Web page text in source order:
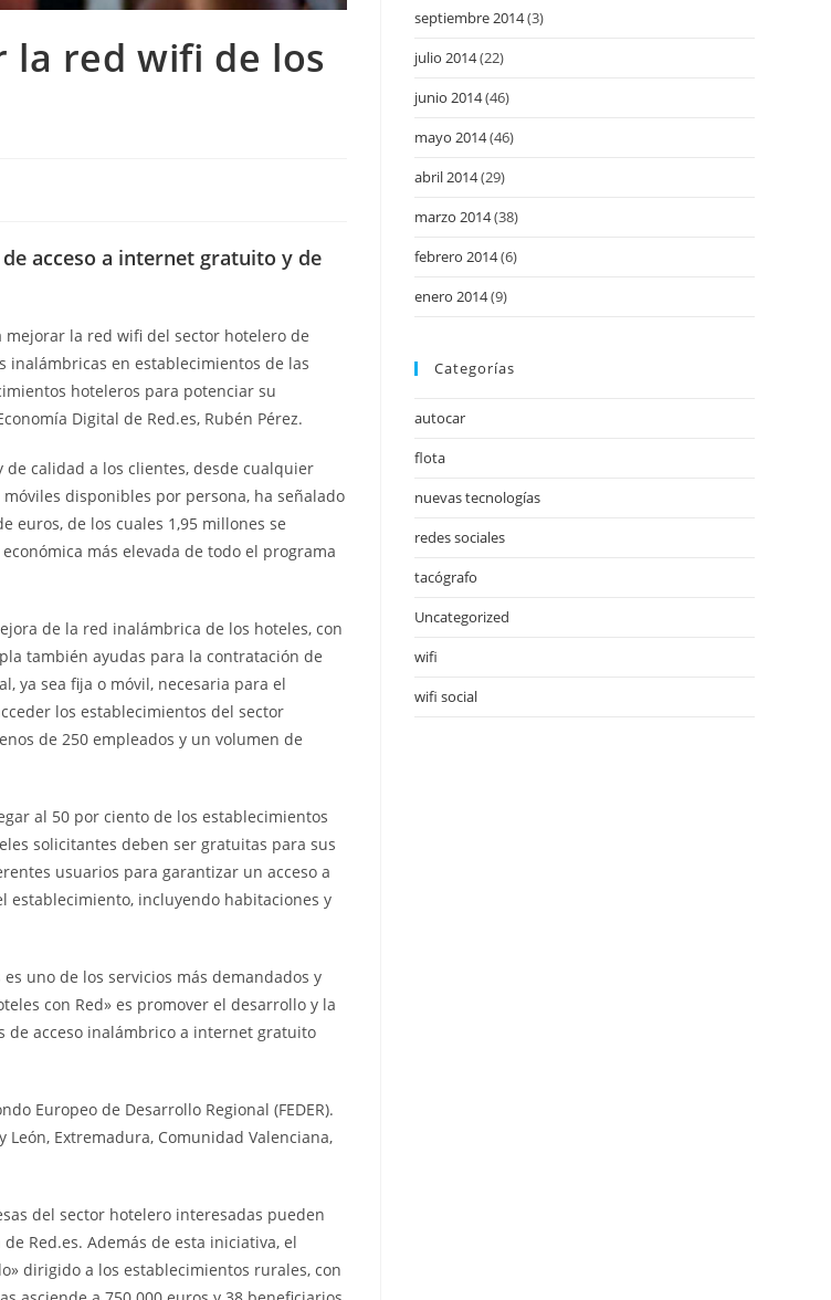
la red wifi de los
acceso a internet gratuito y de
la red wifi del sector hotelero de
inalámbricas en establecimientos de las
hoteleros para potenciar su
Digital de Red.es, Rubén Pérez.
calidad a los clientes, desde cualquier
disponibles por persona, ha señalado
euros, de los cuales 1,95 millones se
más elevada de todo el programa
de la red inalámbrica de los hoteles, con
también ayudas para la contratación de
ya sea fija o móvil, necesaria para el
los establecimientos del sector
de 250 empleados y un volumen de
al 50 por ciento de los establecimientos
solicitantes deben ser gratuitas para sus
usuarios para garantizar un acceso a
incluyendo habitaciones y
uno de los servicios más demandados y
con Red» es promover el desarrollo y la
de acceso inalámbrico a internet gratuito
Europeo de Desarrollo Regional (FEDER).
León, Extremadura, Comunidad Valenciana,
del sector hotelero interesadas pueden
Red.es. Además de esta iniciativa, el
dirigido a los establecimientos rurales, con
septiembre 2014(3)
julio 2014(22)
junio 2014(46)
mayo 2014(46)
abril 2014(29)
marzo 2014(38)
febrero 2014(6)
enero 2014(9)
Categorías
autocar
flota
nuevas tecnologías
redes sociales
tacógrafo
Uncategorized
wifi
wifi social